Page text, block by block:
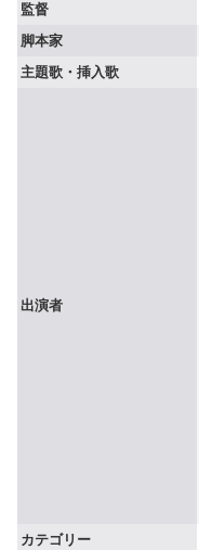
監督
脚本家
主題歌・挿入歌
出演者
カテゴリー